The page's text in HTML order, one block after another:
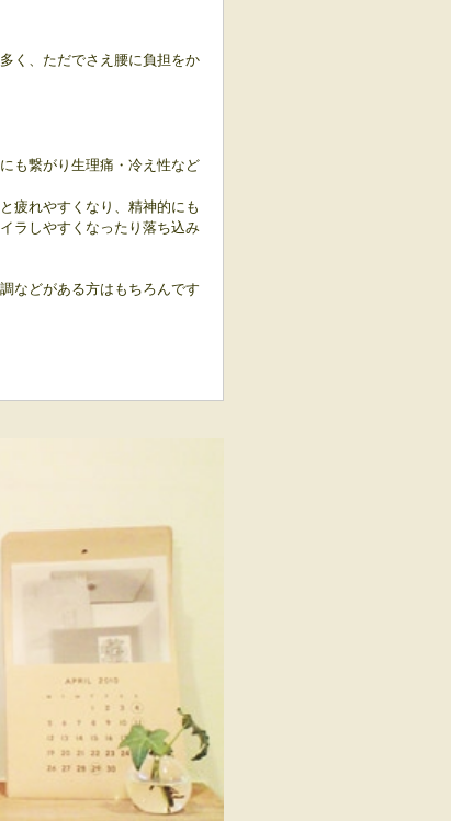
く、ただでさえ腰に負担をか
も繋がり生理痛・冷え性など
疲れやすくなり、精神的にも
ラしやすくなったり落ち込み
などがある方はもちろんです